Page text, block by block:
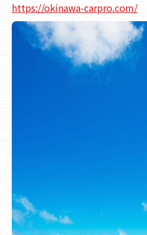
https://okinawa-carpro.com/